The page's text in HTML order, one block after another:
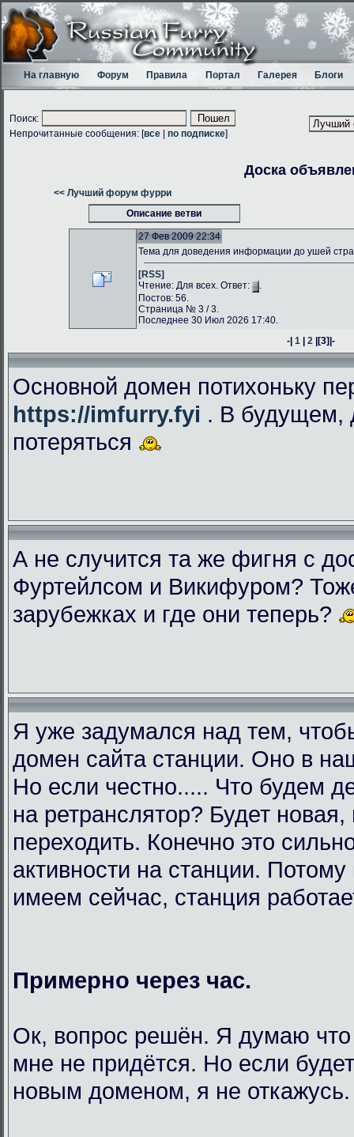
На главную Форум Правила Портал Галерея Блоги
Поиск:
Непрочитанные сообщения: [все по подписке]
Доска
<< Лучший форум фурри
Описание ветви
27 Фев 2009 22:34
Тема для доведения информации до ушей
[RSS]
Чтение: Для всех. Ответ:
.
Постов: 56.
Страница № 3 / 3.
Последнее 30 Июл 2026 17:40.
-|1 |2 |[3]|-
Основной домен потихоньку
https://imfurry.fyi . В будущем,
потеряться
А не случится та же фигня с
Фуртейлсом и Викифуром?
зарубежках и где они теперь?
Я уже задумался над тем,
домен сайта станции. Оно в
Но если честно..... Что будем
на ретранслятор? Будет
переходить. Конечно это
активности на станции. Потому
имеем сейчас, станция
Примерно через час.
Ок, вопрос решён. Я думаю что
мне не придётся. Но если
новым доменом, я не откажусь.